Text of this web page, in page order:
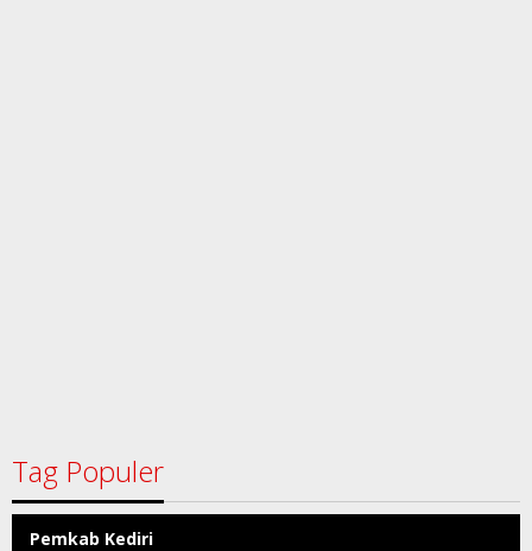
Tag Populer
Pemkab Kediri